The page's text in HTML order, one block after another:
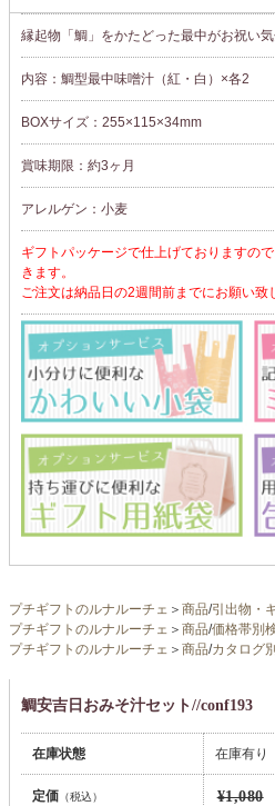
縁起物「鯛」をかたどった最中がお祝い気
内容：鯛型最中味噌汁（紅・白）×各2
BOXサイズ：255×115×34mm
賞味期限：約3ヶ月
アレルゲン：小麦
ギフトパッケージで仕上げておりますの
きます。
ご注文は納品日の2週間前までにお願い致
プチギフトのルナルーチェ ＞ 商品/引出物・
プチギフトのルナルーチェ ＞ 商品/価格帯別
プチギフトのルナルーチェ ＞ 商品/カタログ
鯛安吉日おみそ汁セット//conf193
在庫状態 在庫有り
定価（税込） ¥1,080